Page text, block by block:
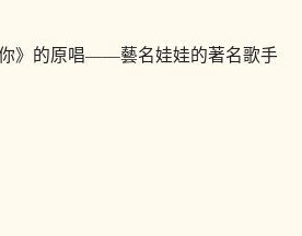
》的原唱——藝名娃娃的著名歌手